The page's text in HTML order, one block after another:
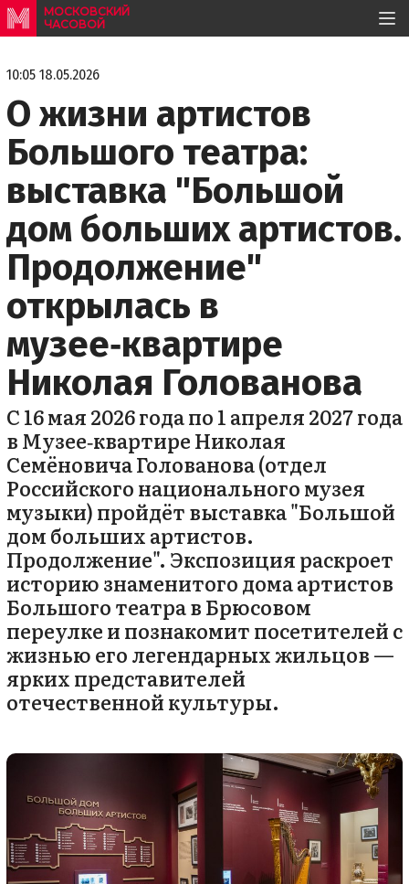
МОСКОВСКИЙ
ЧАСОВОЙ
10:05 18.05.2026
О жизни артистов
Большого театра:
выставка "Большой
дом больших артистов.
Продолжение"
открылась в
музее‑квартире
Николая Голованова
С 16 мая 2026 года по 1 апреля 2027 года
в Музее‑квартире Николая
Семёновича Голованова (отдел
Российского национального музея
музыки) пройдёт выставка "Большой
дом больших артистов.
Продолжение". Экспозиция раскроет
историю знаменитого дома артистов
Большого театра в Брюсовом
переулке и познакомит посетителей с
жизнью его легендарных жильцов —
ярких представителей
отечественной культуры.